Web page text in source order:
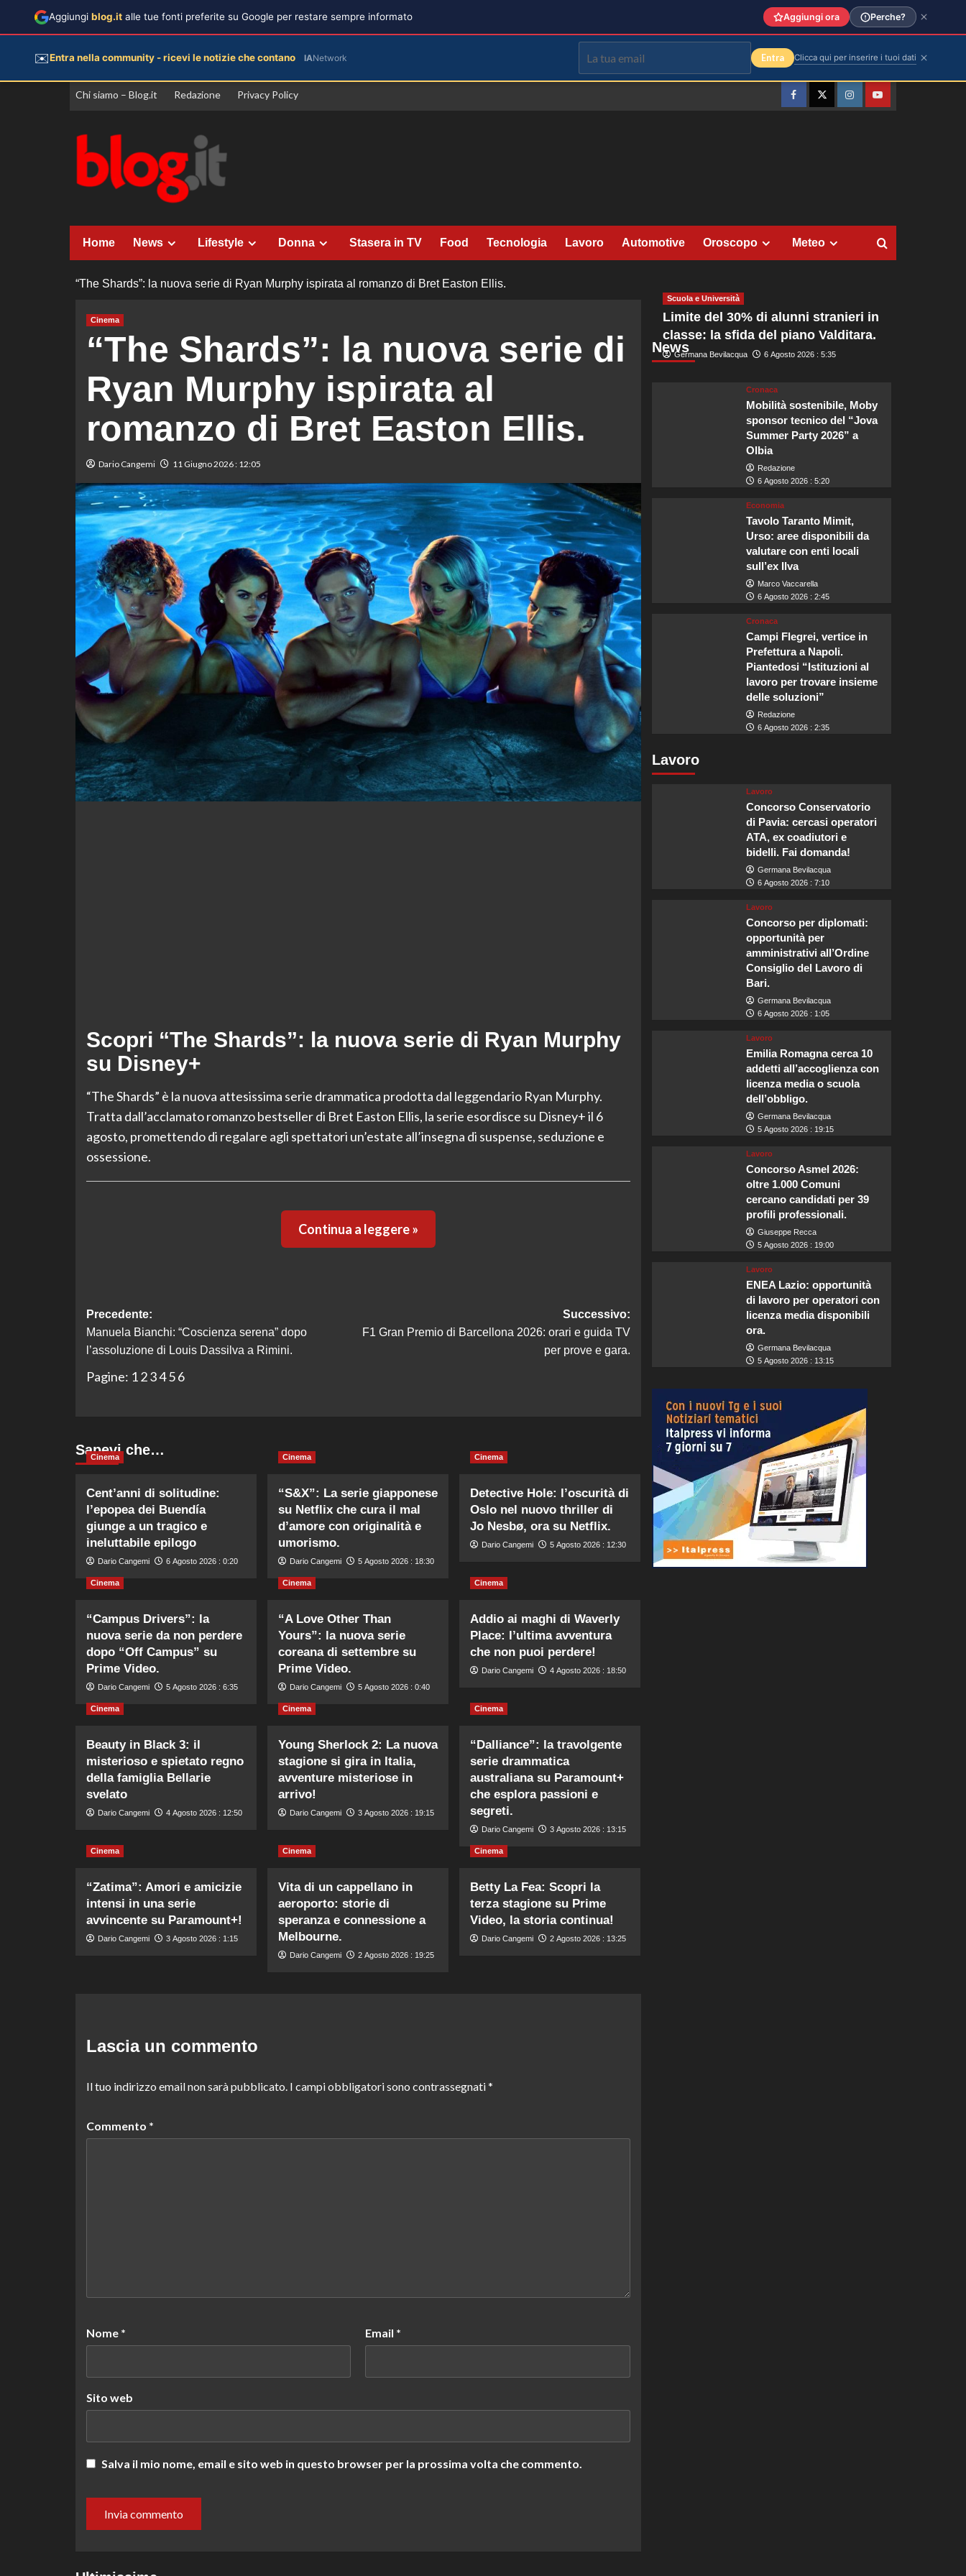
Vai
Chi siamo – Blog.it Redazione Privacy Policy
FacebookTwitterInstagramYouTube
Home News Lifestyle Donna Stasera in TV Food Tecnologia Lavoro Automotive Oroscopo Meteo
“The Shards”: la nuova serie di Ryan Murphy ispirata al romanzo di Bret Easton Ellis.
Cinema
“The Shards”: la nuova serie di
Ryan Murphy ispirata al
romanzo di Bret Easton Ellis.
Dario Cangemi 11 Giugno 2026 : 12:05
Scopri “The Shards”: la nuova serie di Ryan Murphy
su Disney+
“The Shards” è la nuova attesissima serie drammatica prodotta dal leggendario Ryan Murphy.
Tratta dall’acclamato romanzo bestseller di Bret Easton Ellis, la serie esordisce su Disney+ il 6
agosto, promettendo di regalare agli spettatori un’estate all’insegna di suspense, seduzione e
ossessione.
Continua a leggere »
Navigazione
articolo
Precedente:
Manuela Bianchi: “Coscienza serena” dopo
l’assoluzione di Louis Dassilva a Rimini.
Successivo:
F1 Gran Premio di Barcellona 2026: orari e guida TV
per prove e gara.
Pagine: 1 2 34 5 6
Sapevi che…
Cinema
Cent’anni di solitudine:
l’epopea dei Buendía
giunge a un tragico e
ineluttabile epilogo
Dario Cangemi 6 Agosto 2026 : 0:20
Cinema
“S&X”: La serie giapponese
su Netflix che cura il mal
d’amore con originalità e
umorismo.
Dario Cangemi 5 Agosto 2026 : 18:30
Cinema
Detective Hole: l’oscurità di
Oslo nel nuovo thriller di
Jo Nesbø, ora su Netflix.
Dario Cangemi 5 Agosto 2026 : 12:30
Cinema
“Campus Drivers”: la
nuova serie da non perdere
dopo “Off Campus” su
Prime Video.
Dario Cangemi 5 Agosto 2026 : 6:35
Cinema
“A Love Other Than
Yours”: la nuova serie
coreana di settembre su
Prime Video.
Dario Cangemi 5 Agosto 2026 : 0:40
Cinema
Addio ai maghi di Waverly
Place: l’ultima avventura
che non puoi perdere!
Dario Cangemi 4 Agosto 2026 : 18:50
Cinema
Beauty in Black 3: il
misterioso e spietato regno
della famiglia Bellarie
svelato
Dario Cangemi 4 Agosto 2026 : 12:50
Cinema
Young Sherlock 2: La nuova
stagione si gira in Italia,
avventure misteriose in
arrivo!
Dario Cangemi 3 Agosto 2026 : 19:15
Cinema
“Dalliance”: la travolgente
serie drammatica
australiana su Paramount+
che esplora passioni e
segreti.
Dario Cangemi 3 Agosto 2026 : 13:15
Cinema
“Zatima”: Amori e amicizie
intensi in una serie
avvincente su Paramount+!
Dario Cangemi 3 Agosto 2026 : 1:15
Cinema
Vita di un cappellano in
aeroporto: storie di
speranza e connessione a
Melbourne.
Dario Cangemi 2 Agosto 2026 : 19:25
Cinema
Betty La Fea: Scopri la
terza stagione su Prime
Video, la storia continua!
Dario Cangemi 2 Agosto 2026 : 13:25
Lascia un commento
Il tuo indirizzo email non sarà pubblicato. I campi obbligatori sono contrassegnati*
Commento *
Nome * Email *
Sito web
Salva il mio nome, email e sito web in questo browser per la prossima volta che commento.
News
Scuola e Università
Limite del 30% di alunni stranieri in
classe: la sfida del piano Valditara.
Germana Bevilacqua 6 Agosto 2026 : 5:35
Cronaca
Mobilità sostenibile, Moby
sponsor tecnico del “Jova
Summer Party 2026” a
Olbia
Redazione
6 Agosto 2026 : 5:20
Economia
Tavolo Taranto Mimit,
Urso: aree disponibili da
valutare con enti locali
sull’ex Ilva
Marco Vaccarella
6 Agosto 2026 : 2:45
Cronaca
Campi Flegrei, vertice in
Prefettura a Napoli.
Piantedosi “Istituzioni al
lavoro per trovare insieme
delle soluzioni”
Redazione
6 Agosto 2026 : 2:35
Lavoro
Lavoro
Concorso Conservatorio
di Pavia: cercasi operatori
ATA, ex coadiutori e
bidelli. Fai domanda!
Germana Bevilacqua
6 Agosto 2026 : 7:10
Lavoro
Concorso per diplomati:
opportunità per
amministrativi all’Ordine
Consiglio del Lavoro di
Bari.
Germana Bevilacqua
6 Agosto 2026 : 1:05
Lavoro
Emilia Romagna cerca 10
addetti all’accoglienza con
licenza media o scuola
dell’obbligo.
Germana Bevilacqua
5 Agosto 2026 : 19:15
Lavoro
Concorso Asmel 2026:
oltre 1.000 Comuni
cercano candidati per 39
profili professionali.
Giuseppe Recca
5 Agosto 2026 : 19:00
Lavoro
ENEA Lazio: opportunità
di lavoro per operatori con
licenza media disponibili
ora.
Germana Bevilacqua
5 Agosto 2026 : 13:15
Aggiungi blog.it alle tue fonti preferite su Google per restare sempre informato Aggiungi ora Perche?
✉️Entra nella community - ricevi le notizie che contano IANetwork Entra Clicca qui per inserire i tuoi dati